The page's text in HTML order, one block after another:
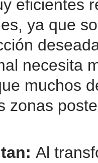
eficientes
ya que
necesita
muchos
zonas
Al